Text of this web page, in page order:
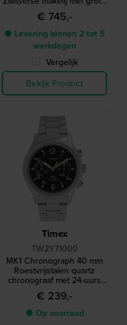
dag-datum
€ 745,-
● Levering binnen 2 tot 5
werkdagen
Vergelijk
Bekijk Product
Timex
TW2Y71000
MK1 Chronograph 40 mm
Roestvrijstalen quartz
chronograaf met 24-uurs
wijzerplaat
€ 239,-
● Op voorraad